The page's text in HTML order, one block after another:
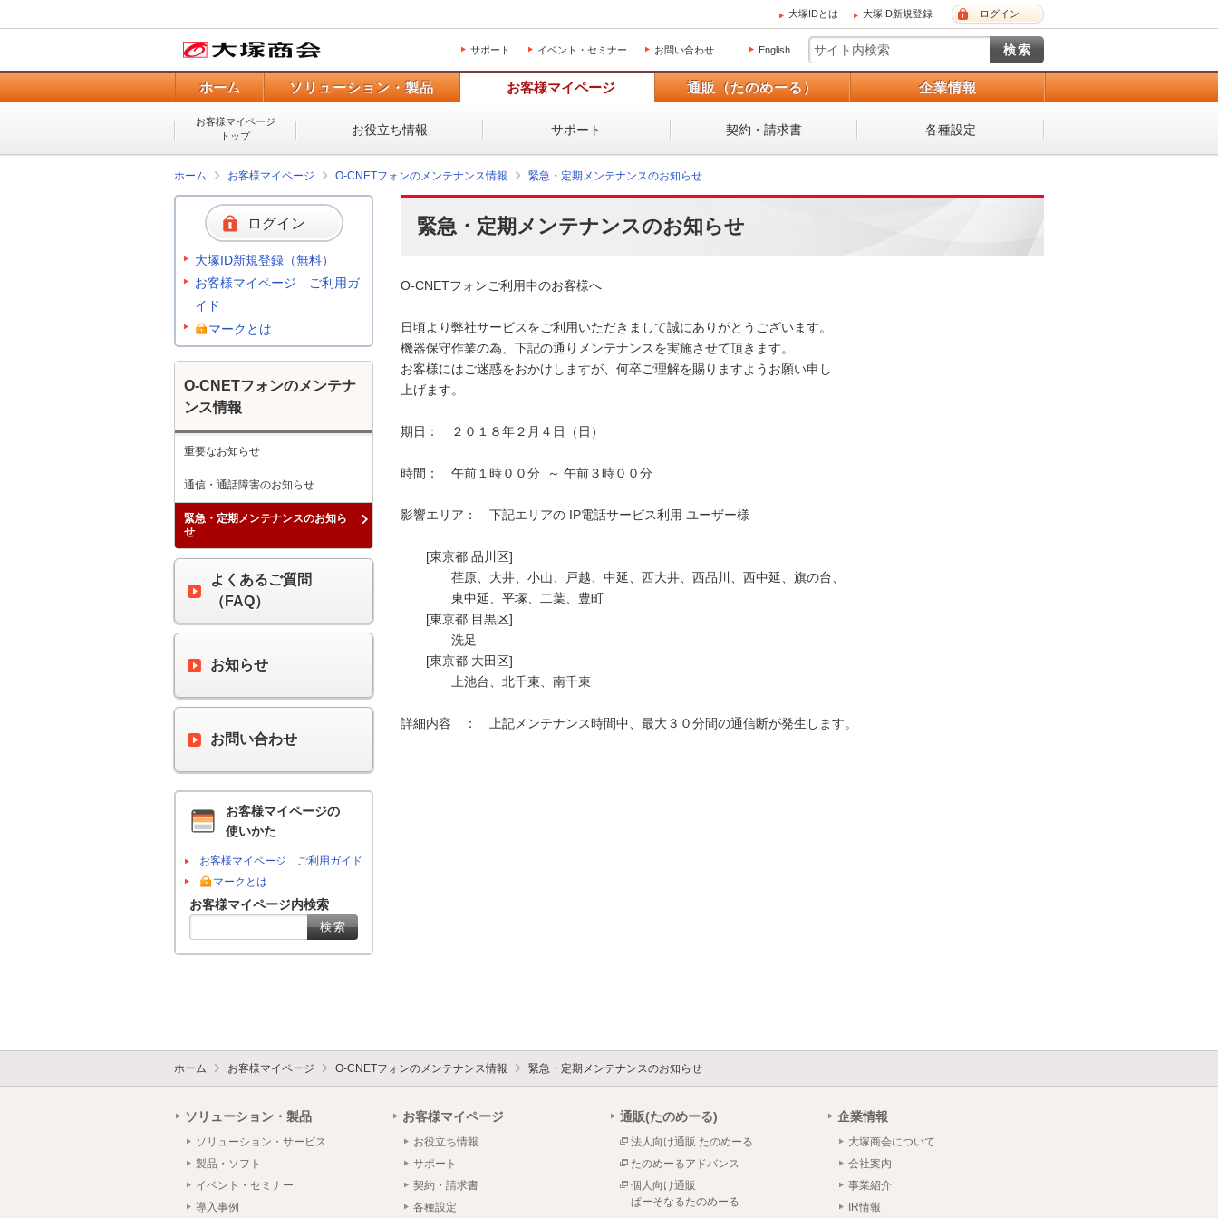
大塚IDとは 大塚ID新規登録 ログイン
サポート イベント・セミナー お問い合わせ English
ホーム ソリューション・製品 お客様マイページ 通販（たのめーる） 企業情報
お客様マイページ
トップ
お役立ち情報 サポート 契約・請求書 各種設定
ホーム お客様マイページ O-CNETフォンのメンテナンス情報 緊急・定期メンテナンスのお知らせ
緊急・定期メンテナンスのお知らせ
O-CNETフォンご利用中のお客様へ
日頃より弊社サービスをご利用いただきまして誠にありがとうございます。
機器保守作業の為、下記の通りメンテナンスを実施させて頂きます。
お客様にはご迷惑をおかけしますが、何卒ご理解を賜りますようお願い申し
上げます。
期日：　２０１８年２月４日（日）
時間：　午前１時００分  ～ 午前３時００分
影響エリア：　下記エリアの IP電話サービス利用 ユーザー様
[東京都 品川区]
荏原、大井、小山、戸越、中延、西大井、西品川、西中延、旗の台、
東中延、平塚、二葉、豊町
[東京都 目黒区]
洗足
[東京都 大田区]
上池台、北千束、南千束
詳細内容　：　上記メンテナンス時間中、最大３０分間の通信断が発生します。
ログイン
大塚ID新規登録（無料）
お客様マイページ ご利用ガ
イド
マークとは
O-CNETフォンのメンテナ
ンス情報
重要なお知らせ
通信・通話障害のお知らせ
緊急・定期メンテナンスのお知ら
せ
よくあるご質問
（FAQ）
お知らせ
お問い合わせ
お客様マイページの
使いかた
お客様マイページ ご利用ガイド
マークとは
お客様マイページ内検索
ホーム お客様マイページ O-CNETフォンのメンテナンス情報 緊急・定期メンテナンスのお知らせ
ソリューション・製品
ソリューション・サービス
製品・ソフト
イベント・セミナー
導入事例
お客様マイページ
お役立ち情報
サポート
契約・請求書
各種設定
通販(たのめーる)
法人向け通販 たのめーる
たのめーるアドバンス
個人向け通販
ぱーそなるたのめーる
企業情報
大塚商会について
会社案内
事業紹介
IR情報